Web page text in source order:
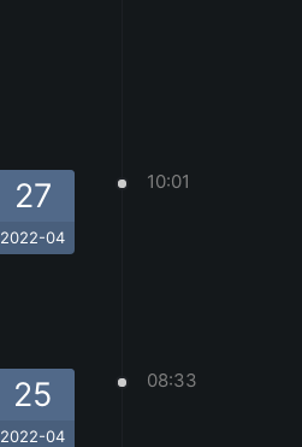
27
2022-04
10:01
25
2022-04
08:33